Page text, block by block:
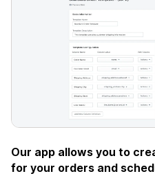
Our app allows you to
for your orders and